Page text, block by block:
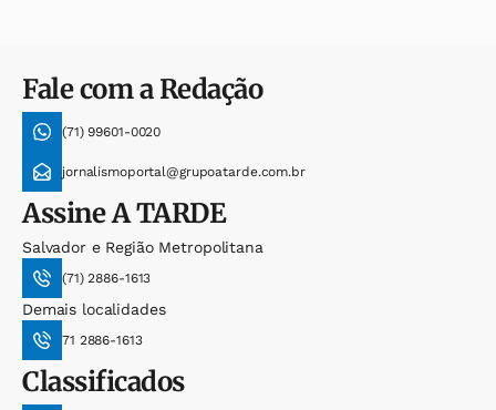
Fale com a Redação
(71) 99601-0020
jornalismoportal@grupoatarde.com.br
AssineA TARDE
Salvador e Região Metropolitana
(71) 2886-1613
Demais localidades
71 2886-1613
Classificados